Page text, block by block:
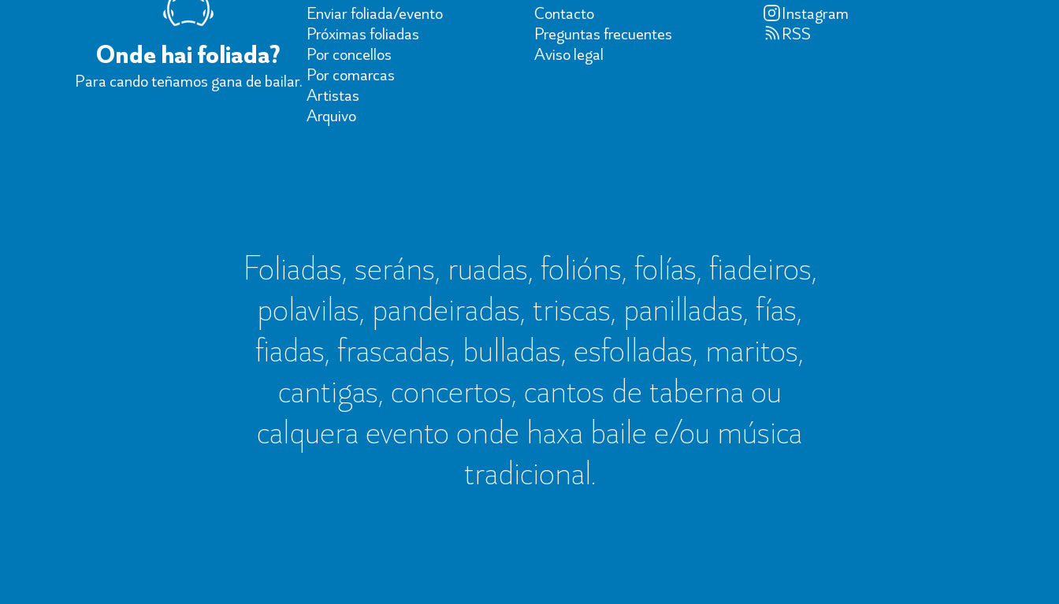
Onde hai foliada?
Para cando teñamos gana de bailar.
Enviar foliada/evento
Próximas foliadas
Por concellos
Por comarcas
Artistas
Arquivo
Contacto
Preguntas frecuentes
Aviso legal
Instagram
RSS
Foliadas, seráns, ruadas, folións, folías, fiadeiros,
polavilas, pandeiradas, triscas, panilladas, fías,
fiadas, frascadas, bulladas, esfolladas, maritos,
cantigas, concertos, cantos de taberna ou
calquera evento onde haxa baile e/ou música
tradicional.